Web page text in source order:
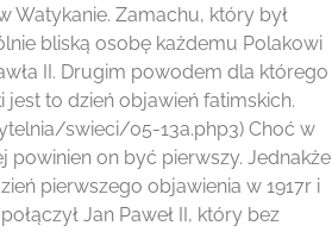
Watykanie. Zamachu, który był
bliską osobę każdemu Polakowi
II. Drugim powodem dla którego
jest to dzień objawień fatimskich.
swieci/05-13a.php3) Choć w
powinien on być pierwszy. Jednakże
pierwszego objawienia w 1917r i
Jan Paweł II, który bez